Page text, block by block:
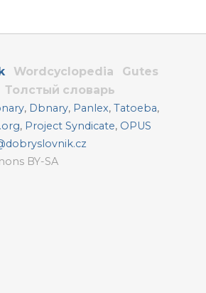
Wordcyclopedia
Gutes
Толстый словарь
, Dbnary, Panlex,Tatoeba,
, Project Syndicate, OPUS
BY-SA